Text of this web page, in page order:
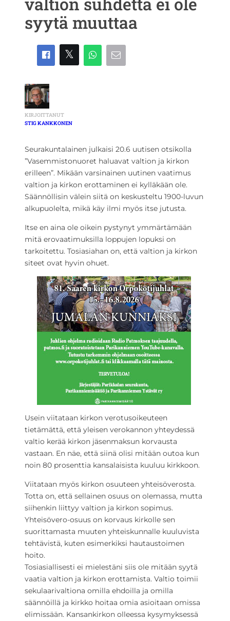
syytä muuttaa
KIRJOITTANUT
STIG KANKKONEN
Seurakuntalainen julkaisi 20.6 uutisen otsikolla
”Vasemmistonuoret haluavat valtion ja kirkon
erilleen”. Mikään varsinainen uutinen vaatimus
valtion ja kirkon erottaminen ei kylläkään ole.
Säännöllisin välein siitä on keskusteltu 1900-luvun
alkupuolelta, mikä käy ilmi myös itse jutusta.
Itse en aina ole oikein pystynyt ymmärtämään
mitä erovaatimuksilla loppujen lopuksi on
tarkoitettu. Tosiasiahan on, että valtion ja kirkon
siteet ovat hyvin ohuet.
Usein viitataan kirkon verotusoikeuteen
tietämättä, että yleisen verokannon yhteydessä
valtio kerää kirkon jäsenmaksun korvausta
vastaan. En näe, että siinä olisi mitään outoa kun
noin 80 prosenttia kansalaisista kuuluu kirkkoon.
Viitataan myös kirkon osuuteen yhteisöverosta.
Totta on, että sellainen osuus on olemassa, mutta
siihenkin liittyy valtion ja kirkon sopimus.
Yhteisövero-osuus on korvaus kirkolle sen
suorittamasta muuten yhteiskunnalle kuuluvista
tehtävistä, kuten esimerkiksi hautaustoimen
hoito.
Tosiasiallisesti ei mielestäni siis ole mitään syytä
vaatia valtion ja kirkon erottamista. Valtio toimii
sekulaarivaltiona omilla ehdoilla ja omilla
säännöillä ja kirkko hoitaa omia asioitaan omissa
elimissään. Kansankirkon olleessa kysymyksessä